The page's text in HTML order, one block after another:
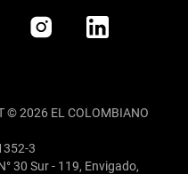
© 2026 EL COLOMBIANO
3
30 Sur - 119, Envigado,